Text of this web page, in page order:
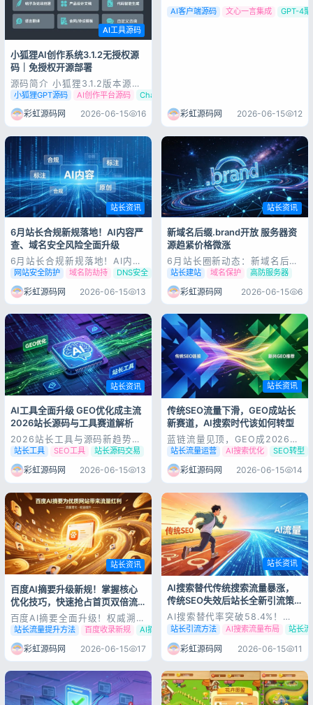
AI工具源码
小狐狸AI创作系统3.1.2无授权源
码｜免授权开源部署
源码简介 小狐狸3.1.2版本源
码，新增deepseek接口 文件
夹说明： 1、后端：文件夹是后
台文件 5、.sql文件是数据库文
件 后台安装步骤： 1、在宝塔
7.4，将“后端”文件夹里的文件
上传到站点根目录，运行...
小狐狸GPT源码 AI创作平台源码 ChatGPT付费创作系统
彩虹源码网 2026-06-15 16
AI客户端源码 文心一言集成 GPT-4
彩虹源码网 2026-06-15 12
站长资讯
6月站长合规新规落地！AI内容严
查、域名安全风险全面升级
6月站长合规新规落地！AI内容
严查、域名安全风险全面升级
2026年中，搜索引擎算法、AI
流量规则持续迭代的同时，网络
合规与站点安全迎来本年度最严
治理AI应用乱象，叠加黑产钓鱼
攻击泛滥，让无数站长的站点运
营风险直...
网站安全防护 域名防劫持 DNS安全
彩虹源码网 2026-06-15 13
站长资讯
新域名后缀.brand开放 服务器资
源趋紧价格微涨
6月站长圈新动态：新域名后缀
开放 服务器资源趋紧价格微涨
在AI优化、搜索规则频繁调整的
当下，网站底层的域名与服务
器，依旧是所有站长运营的根
不少新变化，也成为圈内热议的
焦点。 域名板块迎来重大机
遇，ICANN新一...
站长建站 域名保护 高防服务器
彩虹源码网 2026-06-15 6
站长资讯
AI工具全面升级 GEO优化成主流
2026站长源码与工具赛道解析
2026站长工具与源码新趋势：
GEO优化工具爆发，AI建站源
码成流量黑马 2026年中，站长
圈最大的变化不再是排名波动、
收录调整，而是整套运营工具链
化。 AI工具源码合集:点我查看
彩虹源码AI工具合集 传统伪原
创...
站长工具 SEO工具 站长源码交易
彩虹源码网 2026-06-15 13
站长资讯
传统SEO流量下滑，GEO成站长
新赛道，AI搜索时代该如何转型
蓝链流量见顶，GEO成2026下
半年生死线：AI搜索渗透率
63.8%，942亿市场爆发 2026
年6月站长圈核心热点：AI搜索
渗透率达63.8%，GEO市场规
纳入核心KPI，传统SEO流量持
续下滑，AI友...
站长流量运营 AI搜索优化 SEO转型
彩虹源码网 2026-06-15 14
站长资讯
百度AI摘要升级新规！掌握核心
优化技巧，快速抢占首页双倍流
量
百度AI摘要全面升级！权威溯源
+时间标注，站长收录与排名优
化规则大变 百度搜索近期重磅
官宣AI摘要功能迭代升级，新版
阿拉丁AI摘要正式上线，新增权
核心能力。这次升级并非简单的
界面微调，而是百度针对AI搜索
乱象、信...
站长流量提升方法 百度收录新规 AI摘要优化技巧
彩虹源码网 2026-06-15 17
站长资讯
AI搜索替代传统搜索流量暴涨，
传统SEO失效后站长全新引流策
略
AI搜索替代率突破58.4%！
2026站长流量格局彻底重构，
传统SEO迎来拐点 2026年互联
网流量赛道正在发生颠覆性结构
性洗牌，不再是传统搜索引擎之
统搜索的时代交替。最新行业数
据显示，截至6月，文心一言、
豆包...
站长引流方法 AI搜索流量布局 站长
彩虹源码网 2026-06-15 11
登录
没有账号？立即注册